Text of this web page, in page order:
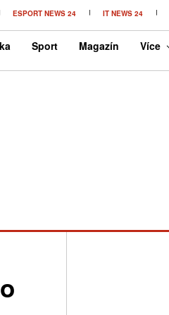
ESPORT NEWS 24 IT NEWS 24
Sport Magazín Více